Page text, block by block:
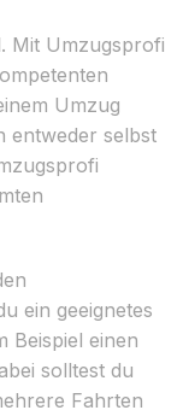
Mit Umzugsprofi
Umzug
entweder selbst
ein geeignetes
Beispiel einen
solltest du
Fahrten